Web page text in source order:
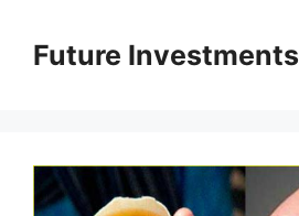
вмістуFuture Investments